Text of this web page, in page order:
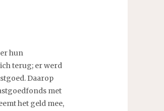
hun
terug; er werd
Daarop
met
het geld mee,